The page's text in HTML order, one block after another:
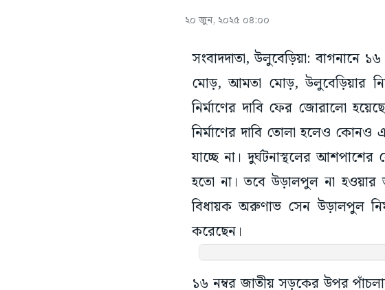
২০ জুন, ২০২৫ ০৪:০০
সংবাদদাতা, উলুবেড়িয়া: বাগনানে
মোড়, আমতা মোড়, উলুবেড়িয়ার
নির্মাণের দাবি ফের জোরালো
নির্মাণের দাবি তোলা হলেও
যাচ্ছে না। দুর্ঘটনাস্থলের
হতো না। তবে উড়ালপুল না হওয়ার
বিধায়ক অরুণাভ সেন উড়ালপুল
করেছেন।
১৬ নম্বর জাতীয় সড়কের উপর